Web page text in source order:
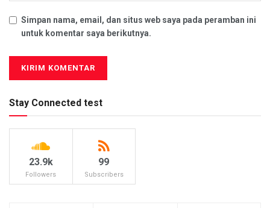
Simpan nama, email, dan situs web saya pada peramban ini
untuk komentar saya berikutnya.
Stay Connected test
23.9k
Followers
99
Subscribers